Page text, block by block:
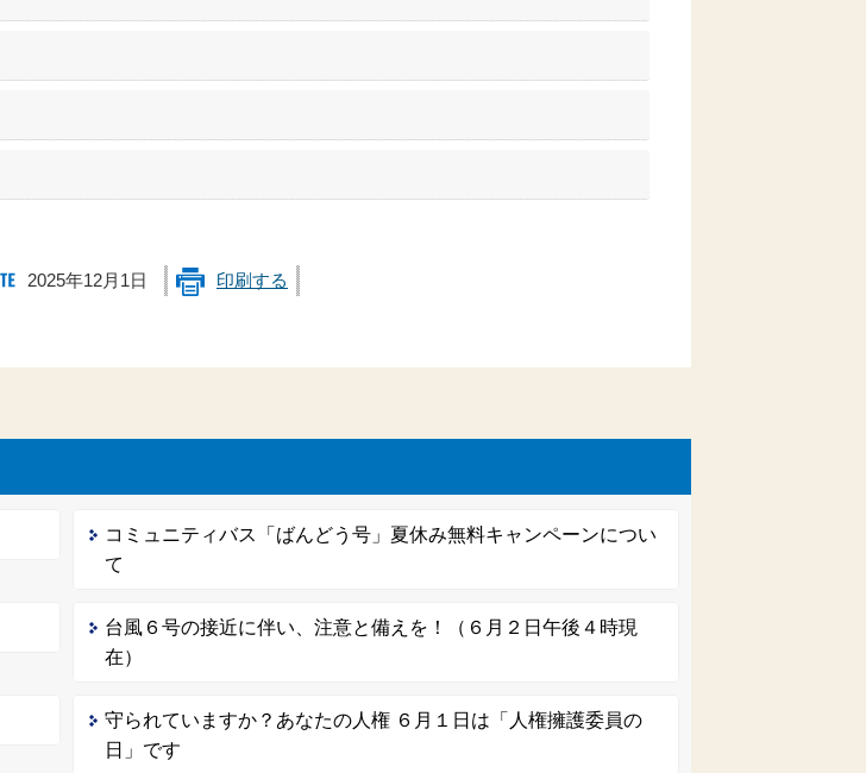
2025年12月1日 印刷する
コミュニティバス「ばんどう号」夏休み無料キャンペーンについ
て
台風６号の接近に伴い、注意と備えを！（６月２日午後４時現
在）
守られていますか？あなたの人権 ６月１日は「人権擁護委員の
日」です